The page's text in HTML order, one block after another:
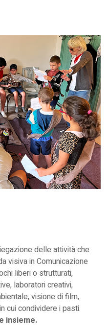
delle attività che
visiva in Comunicazione
liberi o strutturati,
laboratori creativi,
visione di film,
cui condividere i pasti.
insieme.